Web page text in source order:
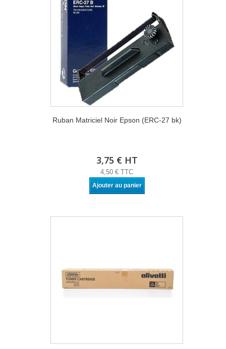
Ruban Matriciel Noir Epson (ERC-27 bk)
3,75 € HT
4,50 € TTC
Ajouter au panier